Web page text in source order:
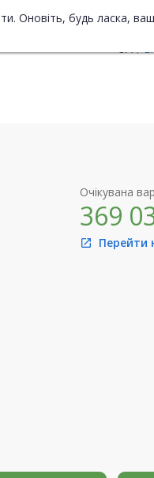
Оновіть, будь ласка,
UA
Очікувана
369
open_in_new Перейти